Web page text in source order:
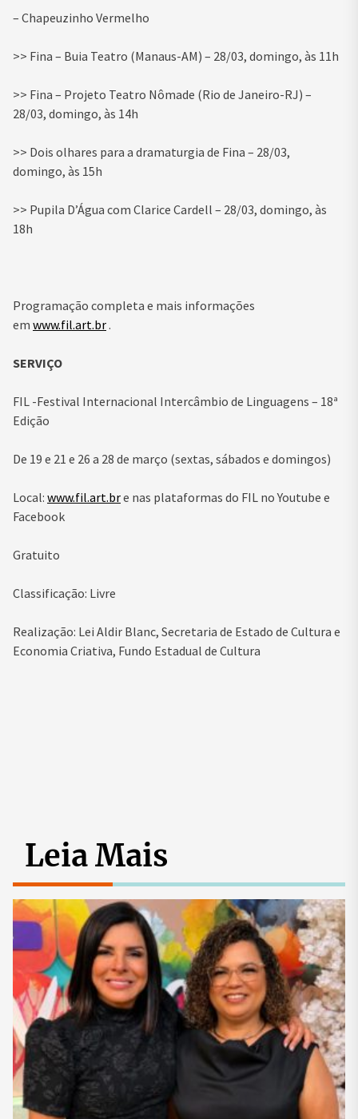
– Chapeuzinho Vermelho
>> Fina – Buia Teatro (Manaus-AM) – 28/03, domingo, às 11h
>> Fina – Projeto Teatro Nômade (Rio de Janeiro-RJ) –
28/03, domingo, às 14h
>> Dois olhares para a dramaturgia de Fina – 28/03,
domingo, às 15h
>> Pupila D’Água com Clarice Cardell – 28/03, domingo, às
18h
Programação completa e mais informações
em www.fil.art.br.
SERVIÇO
FIL -Festival Internacional Intercâmbio de Linguagens – 18ª
Edição
De 19 e 21 e 26 a 28 de março (sextas, sábados e domingos)
Local: www.fil.art.bre nas plataformas do FIL no Youtube e
Facebook
Gratuito
Classificação: Livre
Realização: Lei Aldir Blanc, Secretaria de Estado de Cultura e
Economia Criativa, Fundo Estadual de Cultura
Leia Mais